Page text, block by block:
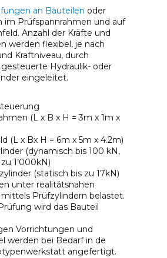
an Bauteilen oder
im Prüfspannrahmen und auf
Anzahl der Kräfte und
werden flexibel, je nach
Kraftniveau, durch
Hydraulik- oder
eingeleitet.
(L x B x H = 3m x 1m x
(L x Bx H = 6m x 5m x 4.2m)
(dynamisch bis 100 kN,
1’000kN)
(statisch bis zu 17kN)
unter realitätsnahen
Prüfzylindern belastet.
wird das Bauteil
Vorrichtungen und
werden bei Bedarf in de
angefertigt.